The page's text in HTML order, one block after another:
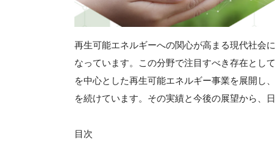
再生可能エネルギーへの関心が高まる現代社会
なっています。この分野で注目すべき存在として
を中心とした再生可能エネルギー事業を展開し
を続けています。その実績と今後の展望から、
目次